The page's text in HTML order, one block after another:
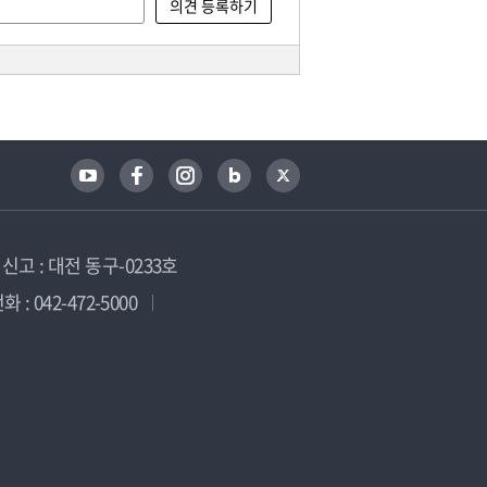
고 : 대전 동구-0233호
: 042-472-5000